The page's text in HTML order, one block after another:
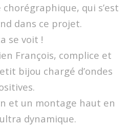
qui s’est
dans ce projet.
se voit !
François, complice et
bijou chargé d’ondes
et un montage haut en
dynamique.